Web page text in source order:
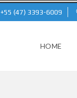
+55 (47) 3393-6009
HOME